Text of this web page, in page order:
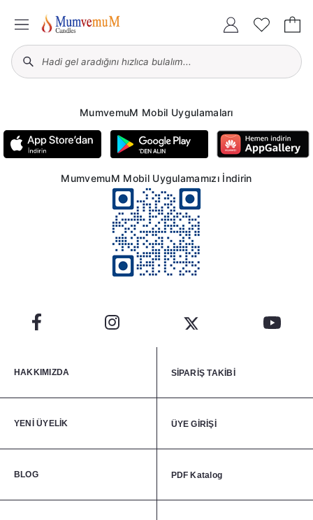
MumvemuM Mobil Uygulamaları
MumvemuM Mobil Uygulamamızı İndirin
HAKKIMIZDA SİPARİŞ TAKİBİ
YENİ ÜYELİK ÜYE GİRİŞİ
BLOG PDF Katalog